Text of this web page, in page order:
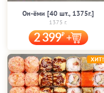
Он-ёми [40 шт., 1375г.]
1375 г.
2 399
ХИТ!